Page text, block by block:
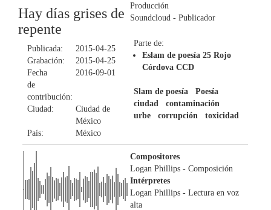
Hay días grises de
repente
Publicada:
2015-04-25
Grabación:
2015-04-25
Fecha
de
contribución:
2016-09-01
Ciudad:
Ciudad de
México
País:
México
Producción
Soundcloud - Publicador
Parte de:
Eslam de poesía 25 Rojo
Córdova CCD
Slam de poesía
Poesía
ciudad
contaminación
urbe
corrupción toxicidad
Compositores
Logan Phillips - Composición
Intérpretes
Logan Phillips - Lectura en voz
alta